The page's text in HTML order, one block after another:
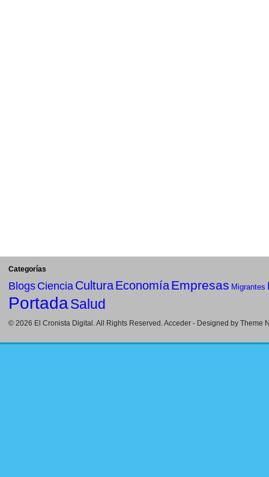
Categorías
BlogsCiencia CulturaEconomíaEmpresas Migrantes
PortadaSalud
© 2026 El Cronista Digital . All Rights Reserved.Acceder - Designed by Theme